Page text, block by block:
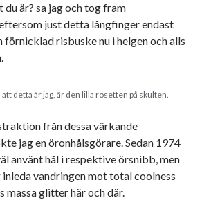
basket bil
fest film fotboll
Julkalendern
Lund mat minne
mode museum musik
ord radio recept
du är? sa jag och tog fram
just detta långfinger endast
förnicklad risbuske nu i helgen och alls
att detta är jag, är den lilla rosetten på skulten.
från dessa värkande
jag en öronhålsgörare. Sedan 1974
använt hål i respektive örsnibb, men
inleda vandringen mot total coolness
massa glitter här och där.